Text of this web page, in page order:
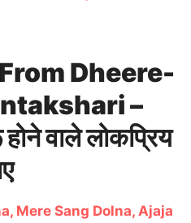
Dheere-
–
वाले लोकप्रिय
Mere Sang Dolna, Ajaja